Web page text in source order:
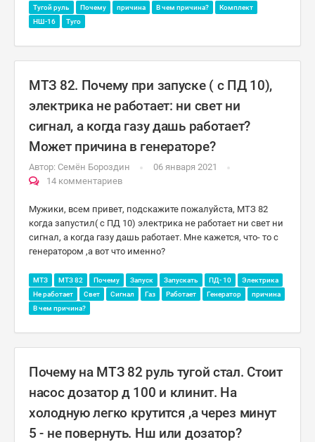
Тугой руль Почему причина В чем причина?
Комплект
НШ-16
Туго
МТЗ 82. Почему при запуске ( с ПД 10),
электрика не работает: ни свет ни
сигнал, а когда газу дашь работает?
Может причина в генераторе?
Автор: Семён Бороздин
06 января 2021
14 комментариев
Мужики, всем привет, подскажите пожалуйста, МТЗ 82
когда запустил( с ПД 10) электрика не работает ни свет ни
сигнал, а когда газу дашь работает. Мне кажется, что- то с
генератором ,а вот что именно?
МТЗ МТЗ 82 Почему Запуск Запускать ПД- 10
Электрика
Не работает
Свет Сигнал Газ Работает Генератор
причина
В чем причина?
Почему на МТЗ 82 руль тугой стал. Стоит
насос дозатор д 100 и клинит. На
холодную легко крутится ,а через минут
5 - не повернуть. Нш или дозатор?